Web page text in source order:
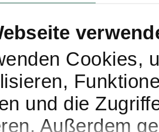
Cookies,
und die
Außerdem